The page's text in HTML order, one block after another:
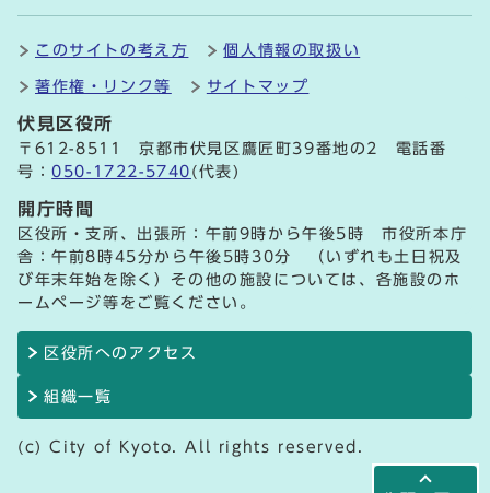
このサイトの考え方 個人情報の取扱い
著作権・リンク等 サイトマップ
伏見区役所
〒612-8511 京都市伏見区鷹匠町39番地の2 電話番
号：050-1722-5740 (代表)
開庁時間
区役所・支所、出張所：午前9時から午後5時 市役所本庁
舎：午前8時45分から午後5時30分 （いずれも土日祝及
び年末年始を除く）その他の施設については、各施設のホ
ームページ等をご覧ください。
区役所へのアクセス
組織一覧
(c) City of Kyoto. All rights reserved.